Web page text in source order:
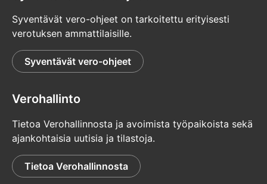
Syventävät vero-ohjeet on tarkoitettu erityisesti
verotuksen ammattilaisille.
Syventävät vero-ohjeet
Verohallinto
Tietoa Verohallinnosta ja avoimista työpaikoista sekä
ajankohtaisia uutisia ja tilastoja.
Tietoa Verohallinnosta